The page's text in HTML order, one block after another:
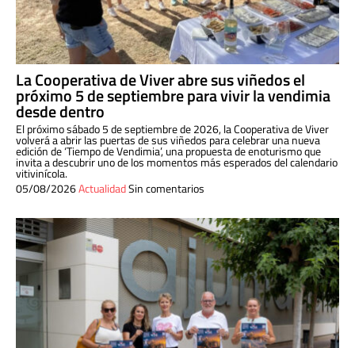
La Cooperativa de Viver abre sus viñedos el
próximo 5 de septiembre para vivir la vendimia
desde dentro
El próximo sábado 5 de septiembre de 2026, la Cooperativa de Viver
volverá a abrir las puertas de sus viñedos para celebrar una nueva
edición de ‘Tiempo de Vendimia’, una propuesta de enoturismo que
invita a descubrir uno de los momentos más esperados del calendario
vitivinícola.
05/08/2026ActualidadSin comentarios